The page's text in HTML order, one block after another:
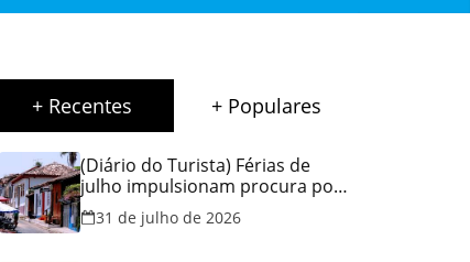
+ Recentes + Populares
(Diário do Turista) Férias de
julho impulsionam procura por
hospedagem em Goiás e
reforçam cuidados na hora de
31 de julho de 2026